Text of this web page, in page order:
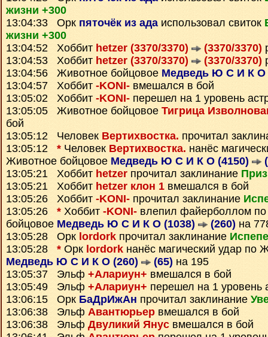
жизни +300
13:04:33 Орк пяточёк из ада использовал свиток
жизни +300
13:04:52 Хоббит hetzer (3370/3370) (3370/3370)
13:04:53 Хоббит hetzer (3370/3370) (3370/3370)
13:04:56 Животное бойцовое Медведь Ю С И К О
13:04:57 Хоббит -KONI- вмешался в бой
13:05:02 Хоббит -KONI- перешел на 1 уровень
13:05:05 Животное бойцовое Тигрица
бой
13:05:12 Человек Вертихвостка. прочитал
13:05:12 * Человек Вертихвостка. нанёс
Животное бойцовое Медведь Ю С И К О (4150)
13:05:21 Хоббит hetzer прочитал заклинание
13:05:21 Хоббит hetzer клон 1 вмешался в бой
13:05:26 Хоббит -KONI- прочитал заклинание
13:05:26 * Хоббит -KONI- влепил файерболлом
бойцовое Медведь Ю С И К О (1038) (260) на
13:05:28 Орк lordork прочитал заклинание
13:05:28 * Орк lordork нанёс магический удар по
Медведь Ю С И К О (260)
(65) на 195
13:05:37 Эльф +Алариун+ вмешался в бой
13:05:49 Эльф +Алариун+ перешел на 1 уровень
13:06:15 Орк БаДрИжАн прочитал заклинание
13:06:38 Эльф Авантюрьер вмешался в бой
13:06:38 Эльф Двуликий Янус вмешался в бой